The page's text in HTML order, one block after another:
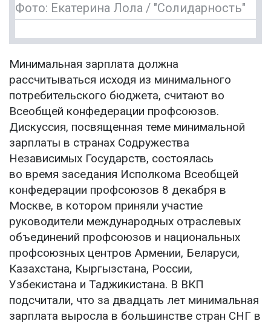
Фото: Екатерина Лола / "Солидарность"
Минимальная зарплата должна
рассчитываться исходя из минимального
потребительского бюджета, считают во
Всеобщей конфедерации профсоюзов.
Дискуссия, посвященная теме минимальной
зарплаты в странах Содружества
Независимых Государств, состоялась
во время заседания Исполкома Всеобщей
конфедерации профсоюзов 8 декабря в
Москве, в котором приняли участие
руководители международных отраслевых
объединений профсоюзов и национальных
профсоюзных центров Армении, Беларуси,
Казахстана, Кыргызстана, России,
Узбекистана и Таджикистана. В ВКП
подсчитали, что за двадцать лет минимальная
зарплата выросла в большинстве стран СНГ в